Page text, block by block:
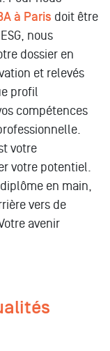
à Paris doit être
nous
dossier en
et relevés
profil
compétences
votre
votre potentiel.
en main,
vers de
avenir